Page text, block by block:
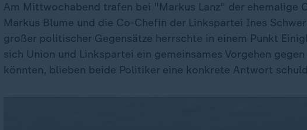
Am Mittwochabend trafen bei "Markus Lanz" der ehemalige
Markus Blume und die Co-Chefin der Linkspartei Ines
großer politischer Gegensätze herrschte in einem Punkt
sich Union und Linkspartei ein gemeinsames Vorgehen
könnten, blieben beide Politiker eine konkrete Antwort